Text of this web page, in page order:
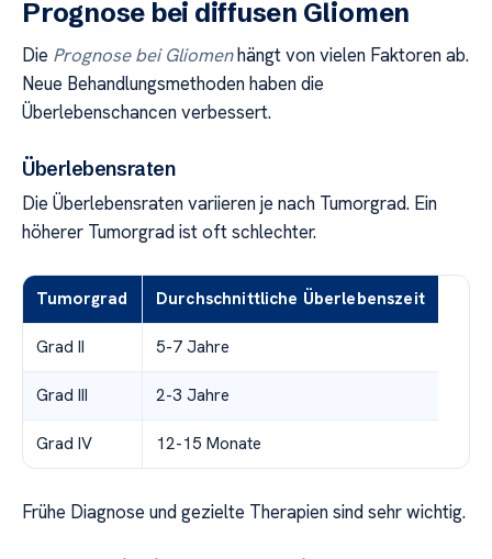
Prognose bei diffusen Gliomen
Die Prognose bei Gliomenhängt von vielen Faktoren ab.
Neue Behandlungsmethoden haben die
Überlebenschancen verbessert.
Überlebensraten
Die Überlebensraten variieren je nach Tumorgrad. Ein
höherer Tumorgrad ist oft schlechter.
Tumorgrad Durchschnittliche Überlebenszeit
Grad II 5-7 Jahre
Grad III 2-3 Jahre
Grad IV 12-15 Monate
Frühe Diagnose und gezielte Therapien sind sehr wichtig.